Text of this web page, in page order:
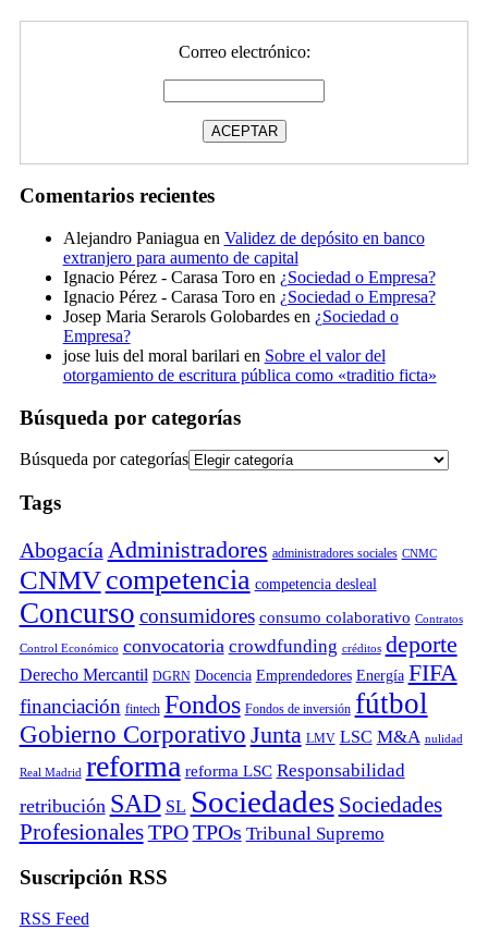
Correo electrónico:
Comentarios recientes
Alejandro Paniagua en Validez de depósito en banco
extranjero para aumento de capital
Ignacio Pérez - Carasa Toroen ¿Sociedad o Empresa?
Ignacio Pérez - Carasa Toroen ¿Sociedad o Empresa?
Josep Maria Serarols Golobardesen ¿Sociedad o
Empresa?
jose luis del moral barilari en Sobre el valor del
otorgamiento de escritura pública como «traditio ficta»
Búsqueda por categorías
Búsqueda por categorías
Tags
Abogacía Administradores administradores sociales CNMC
CNMV competencia competencia desleal
Concurso consumidores consumo colaborativo Contratos
Control Económico convocatoria crowdfunding créditos deporte
Derecho Mercantil DGRN Docencia Emprendedores Energía FIFA
financiación fintech Fondos Fondos de inversión fútbol
Gobierno Corporativo Junta LMV LSC M&A nulidad
Real Madrid reforma reforma LSC Responsabilidad
retribución SAD SL Sociedades Sociedades
Profesionales TPO TPOs Tribunal Supremo
Suscripción RSS
RSS Feed